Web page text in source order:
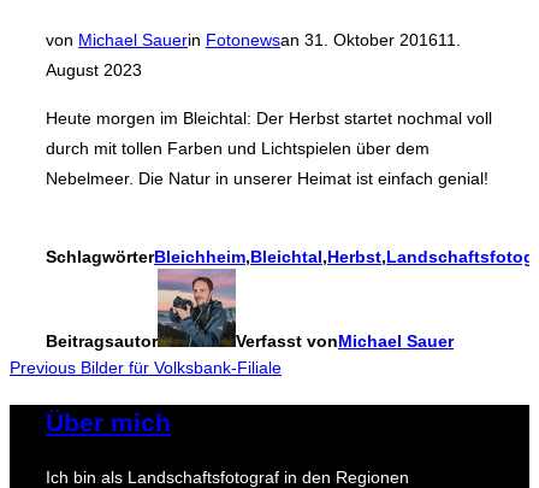
von Michael Sauerin Fotonewsan Veröffentlicht
31. Oktober 201611.
August 2023
Heute morgen im Bleichtal: Der Herbst startet nochmal voll
durch mit tollen Farben und Lichtspielen über dem
Nebelmeer. Die Natur in unserer Heimat ist einfach genial!
SchlagwörterBleichheim,Bleichtal,Herbst,
Beitragsautor Verfasst vonMichael Sauer
Beitragsnavigation
Previous
Previous Bilder für Volksbank-Filiale
Über mich
Ich bin als Landschaftsfotograf in den Regionen